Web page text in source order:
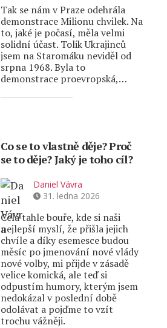
Tak se nám v Praze odehrála
demonstrace Milionu chvilek. Na
to, jaké je počasí, měla velmi
solidní účast. Tolik Ukrajinců
jsem na Staromáku neviděl od
srpna 1968. Byla to
demonstrace proevropská,…
Co se to vlastně děje? Proč
se to děje? Jaký je toho cíl?
Daniel Vávra
31. ledna 2026
Celá tahle bouře, kde si naši
nejlepší myslí, že přišla jejich
chvíle a díky esemesce budou
měsíc po jmenování nové vlády
nové volby, mi přijde v zásadě
velice komická, ale teď si
odpustím humory, kterým jsem
nedokázal v poslední době
odolávat a pojďme to vzít
trochu vážněji.